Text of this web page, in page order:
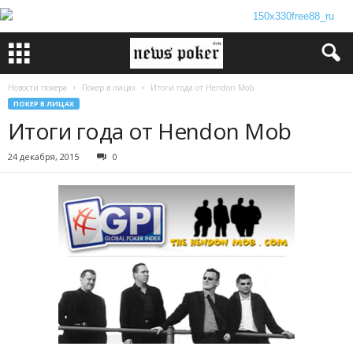
Новости покера Покер в лицах Итоги года от Hendon Mob
ПОКЕР В ЛИЦАХ
Итоги года от Hendon Mob
24 декабря, 2015 0